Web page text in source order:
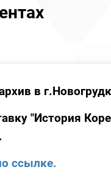
в
"История
ссылке.